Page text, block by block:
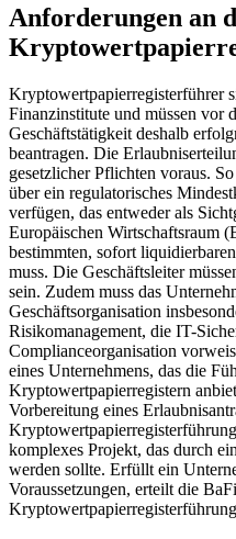
Anforderungen an
Kryptowertpapierregisterführer
Finanzinstitute und müssen vor
Geschäftstätigkeit deshalb
beantragen. Die
gesetzlicher Pflichten voraus.
über ein regulatorisches
verfügen, das entweder als
Europäischen Wirtschaftsraum
bestimmten, sofort
muss. Die Geschäftsleiter
sein. Zudem muss das
Geschäftsorganisation
Risikomanagement, die IT-
Complianceorganisation
eines Unternehmens, das die
Kryptowertpapierregistern
Vorbereitung eines
komplexes Projekt, das durch
werden sollte. Erfüllt ein
Voraussetzungen, erteilt die